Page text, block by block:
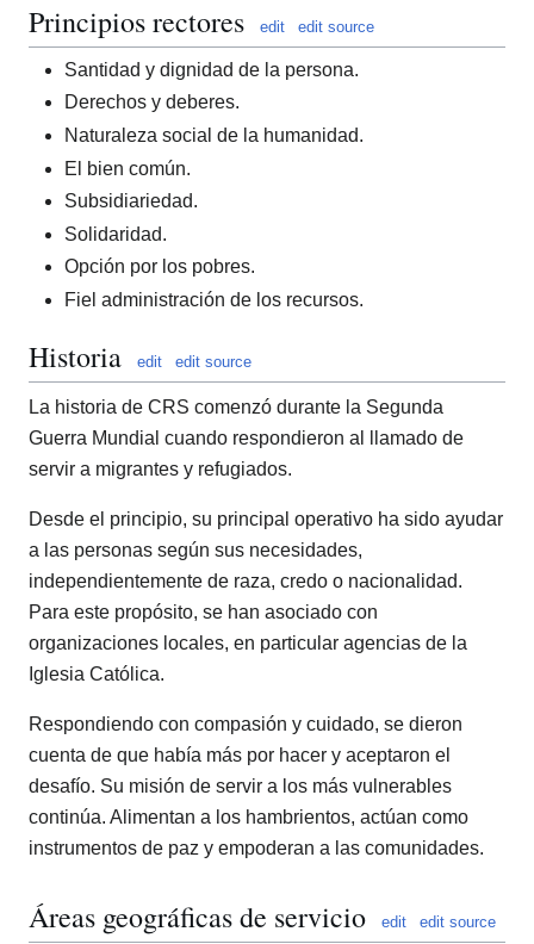
Principios rectores edit edit source
Santidad y dignidad de la persona.
Derechos y deberes.
Naturaleza social de la humanidad.
El bien común.
Subsidiariedad.
Solidaridad.
Opción por los pobres.
Fiel administración de los recursos.
Historia edit edit source
La historia de CRS comenzó durante la Segunda
Guerra Mundial cuando respondieron al llamado de
servir a migrantes y refugiados.
Desde el principio, su principal operativo ha sido ayudar
a las personas según sus necesidades,
independientemente de raza, credo o nacionalidad.
Para este propósito, se han asociado con
organizaciones locales, en particular agencias de la
Iglesia Católica.
Respondiendo con compasión y cuidado, se dieron
cuenta de que había más por hacer y aceptaron el
desafío. Su misión de servir a los más vulnerables
continúa. Alimentan a los hambrientos, actúan como
instrumentos de paz y empoderan a las comunidades.
Áreas geográficas de servicio edit edit source